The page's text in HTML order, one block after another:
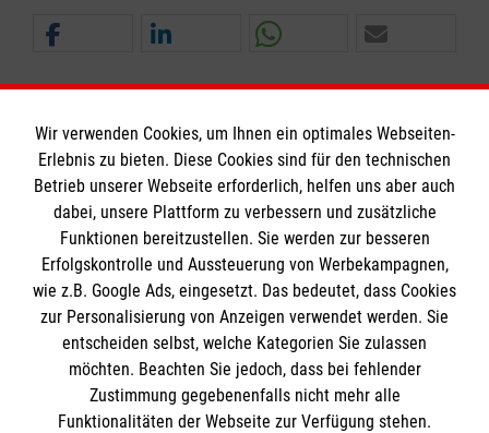
Informationen
Impressum
Datenschutz
Barrierefreiheit
Kontakt
Die Malteser
Malteser in Deutschland
Malteserorden
Wir verwenden Cookies, um Ihnen ein optimales Webseiten-
Erlebnis zu bieten. Diese Cookies sind für den technischen
Betrieb unserer Webseite erforderlich, helfen uns aber auch
dabei, unsere Plattform zu verbessern und zusätzliche
Funktionen bereitzustellen. Sie werden zur besseren
Erfolgskontrolle und Aussteuerung von Werbekampagnen,
wie z.B. Google Ads, eingesetzt. Das bedeutet, dass Cookies
zur Personalisierung von Anzeigen verwendet werden. Sie
entscheiden selbst, welche Kategorien Sie zulassen
möchten. Beachten Sie jedoch, dass bei fehlender
Zustimmung gegebenenfalls nicht mehr alle
Funktionalitäten der Webseite zur Verfügung stehen.